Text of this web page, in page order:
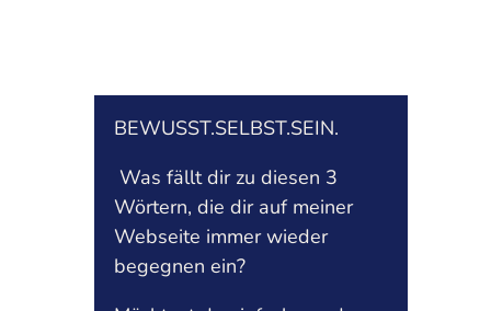
BEWUSST.SELBST.SEIN.
Was fällt dir zu diesen 3
Wörtern, die dir auf meiner
Webseite immer wieder
begegnen ein?